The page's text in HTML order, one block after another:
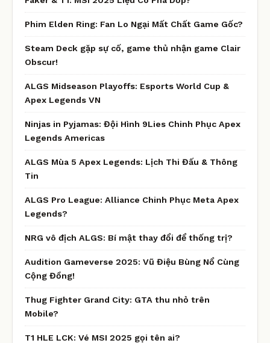
Phim Elden Ring: Fan Lo Ngại Mất Chất Game Gốc?
Steam Deck gặp sự cố, game thủ nhận game Clair
Obscur!
ALGS Midseason Playoffs: Esports World Cup &
Apex Legends VN
Ninjas in Pyjamas: Đội Hình 9Lies Chinh Phục Apex
Legends Americas
ALGS Mùa 5 Apex Legends: Lịch Thi Đấu & Thông
Tin
ALGS Pro League: Alliance Chinh Phục Meta Apex
Legends?
NRG vô địch ALGS: Bí mật thay đổi để thống trị?
Audition Gameverse 2025: Vũ Điệu Bùng Nổ Cùng
Cộng Đồng!
Thug Fighter Grand City: GTA thu nhỏ trên
Mobile?
T1 HLE LCK: Vé MSI 2025 gọi tên ai?